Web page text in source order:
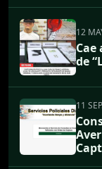
12
Cae
de
11